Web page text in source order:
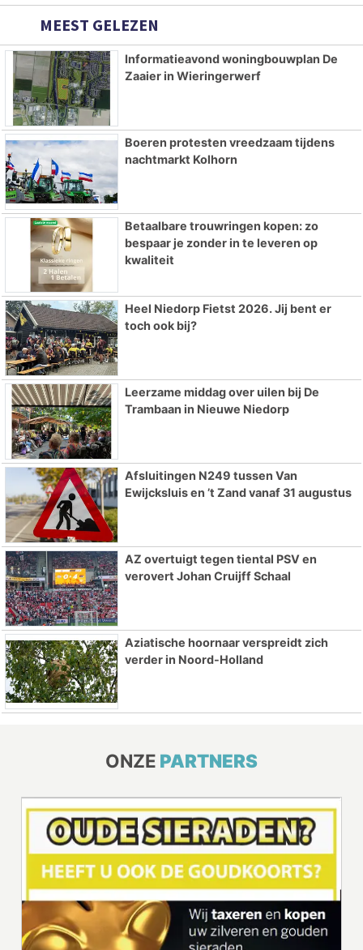
MEEST GELEZEN
Informatieavond woningbouwplan De
Zaaier in Wieringerwerf
Boeren protesten vreedzaam tijdens
nachtmarkt Kolhorn
Betaalbare trouwringen kopen: zo
bespaar je zonder in te leveren op
kwaliteit
Heel Niedorp Fietst 2026. Jij bent er
toch ook bij?
Leerzame middag over uilen bij De
Trambaan in Nieuwe Niedorp
Afsluitingen N249 tussen Van
Ewijcksluis en ’t Zand vanaf 31 augustus
AZ overtuigt tegen tiental PSV en
verovert Johan Cruijff Schaal
Aziatische hoornaar verspreidt zich
verder in Noord-Holland
ONZE PARTNERS